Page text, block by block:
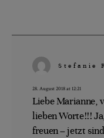
Stefanie
28. August 2018 at 12:21
Liebe Marianne,
lieben Worte!!!
freuen – jetzt